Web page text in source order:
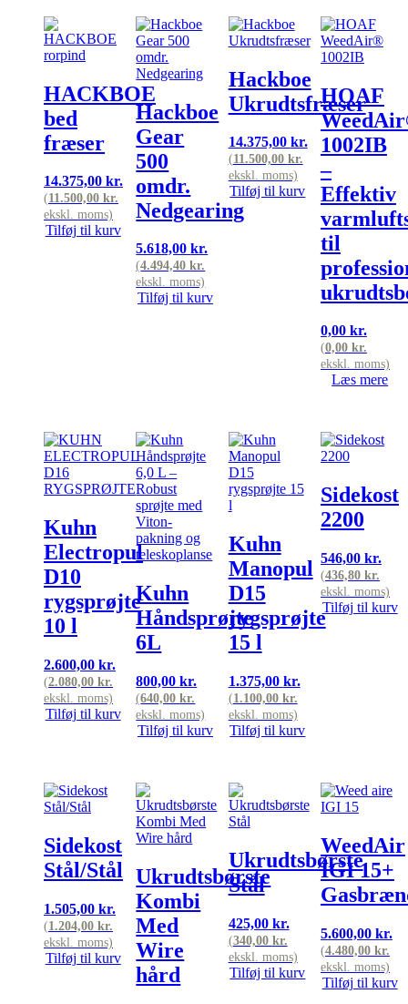
HACKBOE
bed
fræser
14.375,00 kr.
(11.500,00 kr.
ekskl. moms)
Tilføj til kurv
Hackboe
Gear
500
omdr.
Nedgearing
5.618,00kr.
(4.494,40kr.
ekskl. moms)
Tilføj til kurv
Hackboe
Ukrudtsfræser
14.375,00 kr.
(11.500,00 kr.
ekskl. moms)
Tilføj til kurv
HOAF
1002IB
–
Effektiv
til
0,00 kr.
(0,00 kr.
ekskl. moms)
Læs mere
Kuhn
Electropul
D10
rygsprøjte
10 l
2.600,00 kr.
(2.080,00 kr.
ekskl. moms)
Tilføj til kurv
Kuhn
Håndsprøjte
6L
800,00kr.
(640,00kr.
ekskl. moms)
Tilføj til kurv
Kuhn
Manopul
D15
rygsprøjte
15 l
1.375,00 kr.
(1.100,00 kr.
ekskl. moms)
Tilføj til kurv
Sidekost
2200
546,00 kr.
(436,80 kr.
ekskl. moms)
Tilføj til kurv
Sidekost
Stål/Stål
1.505,00 kr.
(1.204,00 kr.
ekskl. moms)
Tilføj til kurv
Ukrudtsbørste
Kombi
Med
Wire
hård
Ukrudtsbørste
Stål
425,00 kr.
(340,00 kr.
ekskl. moms)
Tilføj til kurv
WeedAir
IGI 15+
5.600,00 kr.
(4.480,00 kr.
ekskl. moms)
Tilføj til kurv